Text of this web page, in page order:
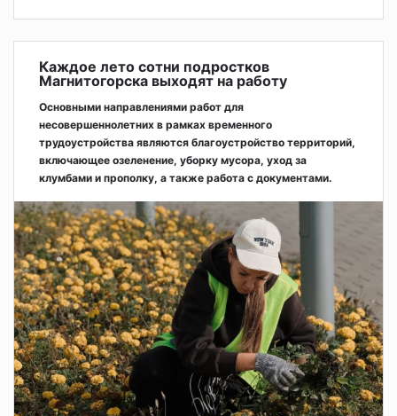
Каждое лето сотни подростков
Магнитогорска выходят на работу
Основными направлениями работ для
несовершеннолетних в рамках временного
трудоустройства являются благоустройство территорий,
включающее озеленение, уборку мусора, уход за
клумбами и прополку, а также работа с документами.